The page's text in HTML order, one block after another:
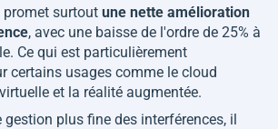
promet surtout une nette amélioration
, avec une baisse de l'ordre de 25% à
Ce qui est particulièrement
certains usages comme le cloud
et la réalité augmentée.
gestion plus fine des interférences, il